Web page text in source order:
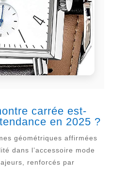
carrée est-
en 2025 ?
géométriques affirmées
dans l’accessoire mode
renforcés par